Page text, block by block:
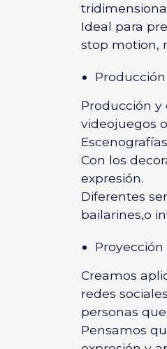
Ideal para
stop motion,
Producción y
videojuegos
Con los
expresión.
Diferentes
bailarines,o
Creamos
redes
personas
Pensamos